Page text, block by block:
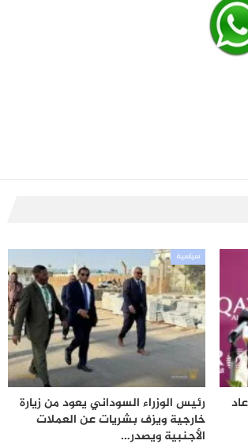
سياسية
رئيس الوزراء السوداني يعود من زيارة
خارجية ويزف بشريات عن العملات
الأجنبية ويصدر…